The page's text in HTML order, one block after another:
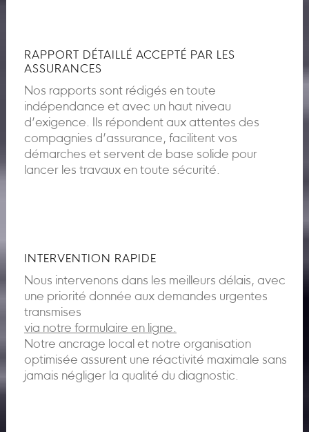
RAPPORT DÉTAILLÉ ACCEPTÉ PAR LES
ASSURANCES
Nos rapports sont rédigés en toute
indépendance et avec un haut niveau
d’exigence. Ils répondent aux attentes des
compagnies d’assurance, facilitent vos
démarches et servent de base solide pour
lancer les travaux en toute sécurité.
INTERVENTION RAPIDE
Nous intervenons dans les meilleurs délais, avec
une priorité donnée aux demandes urgentes
transmises
via notre formulaire en ligne.
Notre ancrage local et notre organisation
optimisée assurent une réactivité maximale sans
jamais négliger la qualité du diagnostic.